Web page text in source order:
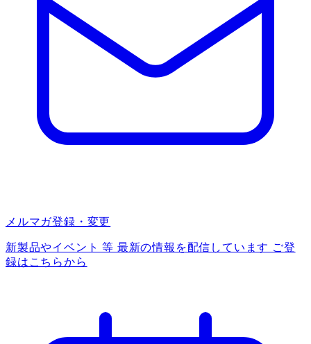
メルマガ登録・変更
新製品やイベント 等 最新の情報を配信しています ご登
録はこちらから